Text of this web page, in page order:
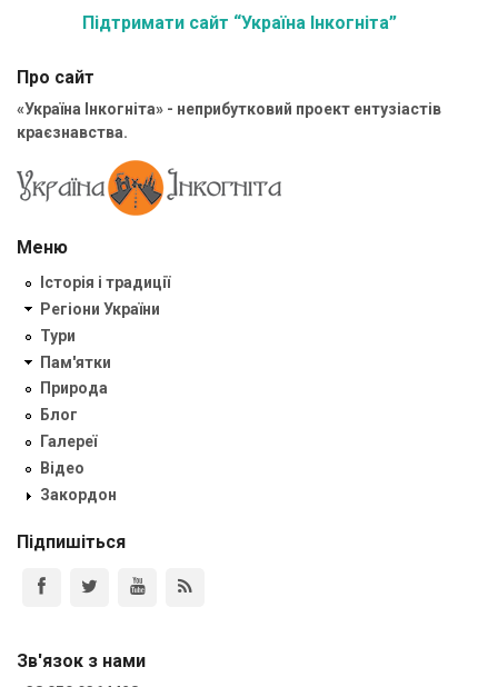
Підтримати сайт “Україна Інкогніта”
Про сайт
«Україна Інкогніта» - неприбутковий проект ентузіастів
краєзнавства.
Меню
Історія і традиції
Регіони України
Тури
Пам'ятки
Природа
Блог
Галереї
Відео
Закордон
Підпишіться
Зв'язок з нами